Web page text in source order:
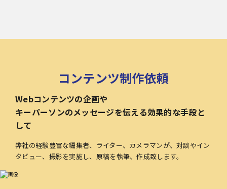
コンテンツ制作依頼
Webコンテンツの企画や
キーパーソンのメッセージを伝える効果的な手段と
して
弊社の経験豊富な編集者、ライター、カメラマンが、対談やイン
タビュー、撮影を実施し、原稿を執筆、作成致します。